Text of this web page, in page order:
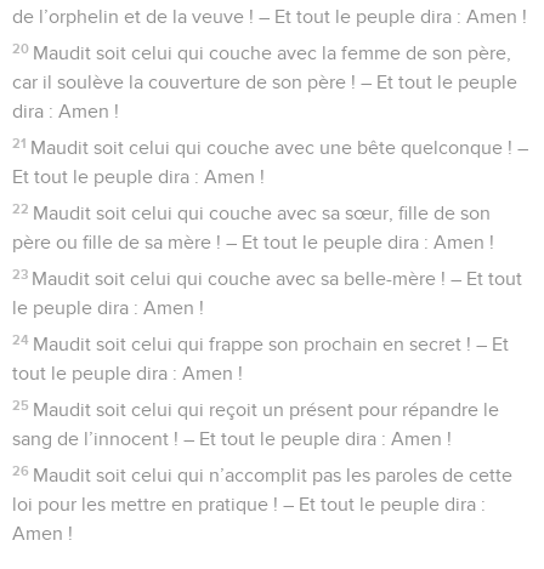
de l’orphelin et de la veuve ! – Et tout le peuple dira : Amen !
20 Maudit soit celui qui couche avec la femme de son père,
car il soulève la couverture de son père ! – Et tout le peuple
dira : Amen !
21 Maudit soit celui qui couche avec une bête quelconque ! –
Et tout le peuple dira : Amen !
22 Maudit soit celui qui couche avec sa sœur, fille de son
père ou fille de sa mère ! – Et tout le peuple dira : Amen !
23 Maudit soit celui qui couche avec sa belle-mère ! – Et tout
le peuple dira : Amen !
24 Maudit soit celui qui frappe son prochain en secret ! – Et
tout le peuple dira : Amen !
25 Maudit soit celui qui reçoit un présent pour répandre le
sang de l’innocent ! – Et tout le peuple dira : Amen !
26 Maudit soit celui qui n’accomplit pas les paroles de cette
loi pour les mettre en pratique ! – Et tout le peuple dira :
Amen !